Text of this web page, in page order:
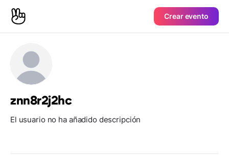
Crear evento
znn8r2j2hc
El usuario no ha añadido descripción